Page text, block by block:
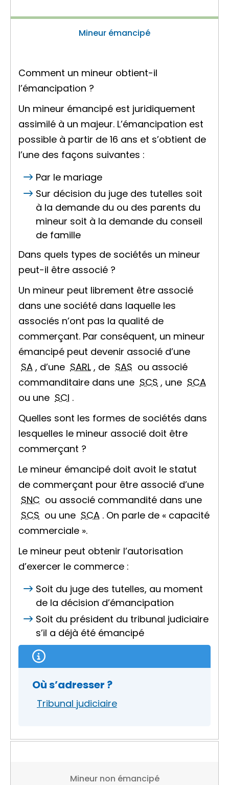
Mineur émancipé
Comment un mineur obtient-il
l’émancipation ?
Un mineur émancipé est juridiquement
assimilé à un majeur. L’émancipation est
possible à partir de 16 ans et s’obtient de
l’une des façons suivantes :
Par le mariage
Sur décision du juge des tutelles soit
à la demande du ou des parents du
mineur soit à la demande du conseil
de famille
Dans quels types de sociétés un mineur
peut-il être associé ?
Un mineur peut librement être associé
dans une société dans laquelle les
associés n’ont pas la qualité de
commerçant. Par conséquent, un mineur
émancipé peut devenir associé d’une
SA , d’une SARL , de SAS ou associé
commanditaire dans une SCS , une SCA
ou une SCI .
Quelles sont les formes de sociétés dans
lesquelles le mineur associé doit être
commerçant ?
Le mineur émancipé doit avoit le statut
de commerçant pour être associé d’une
SNC ou associé commandité dans une
SCS ou une SCA . On parle de « capacité
commerciale ».
Le mineur peut obtenir l’autorisation
d’exercer le commerce :
Soit du juge des tutelles, au moment
de la décision d’émancipation
Soit du président du tribunal judiciaire
s’il a déjà été émancipé
Où s’adresser ?
Tribunal judiciaire
Mineur non émancipé